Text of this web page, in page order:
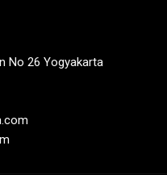
No 26 Yogyakarta